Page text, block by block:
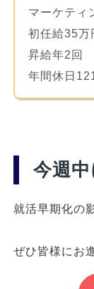
マーケティ
初任給35万
昇給年2回
年間休日
今週
就活早期化の
ぜひ皆様にお